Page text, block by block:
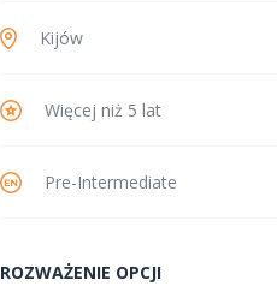
Kijów
Więcej niż 5 lat
Pre-Intermediate
ROZWAŻENIE OPCJI